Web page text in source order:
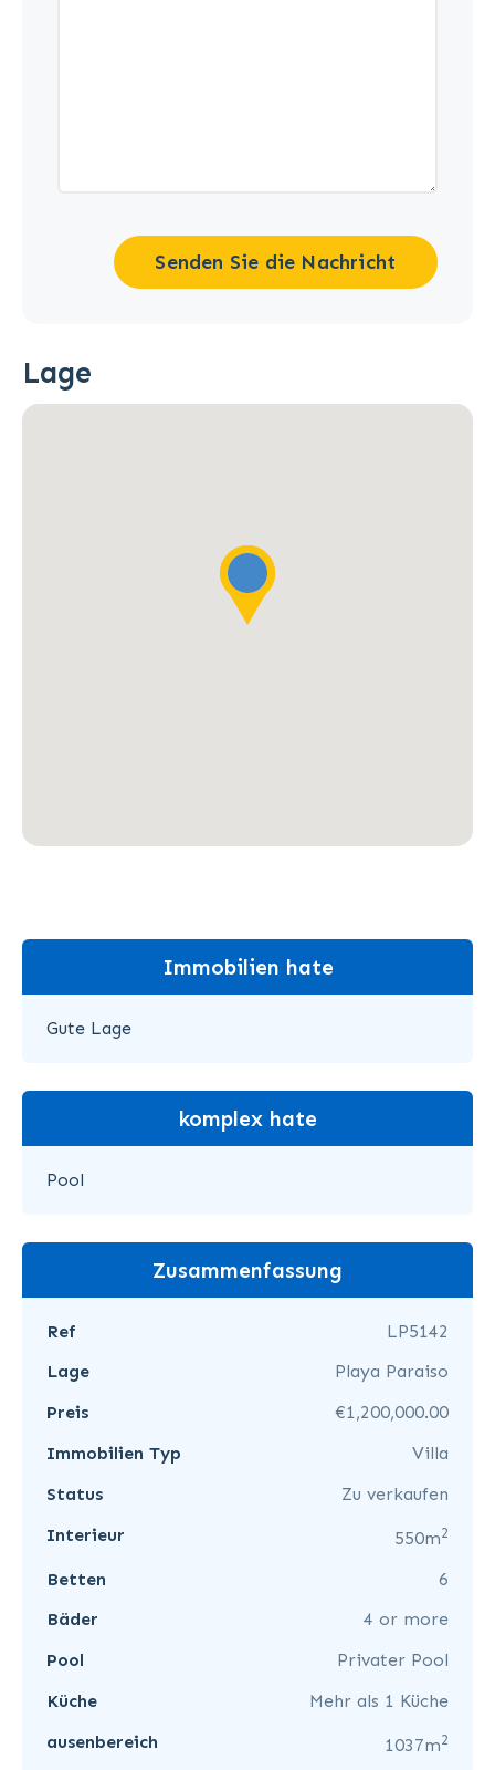
Senden Sie die Nachricht
Lage
Immobilien hate
Gute Lage
komplex hate
Pool
Zusammenfassung
Ref
LP5142
Lage
Playa Paraiso
Preis
€1,200,000.00
Immobilien Typ
Villa
Status
Zu verkaufen
Interieur
550m2
Betten
6
Bäder
4 or more
Pool
Privater Pool
Küche
Mehr als 1 Küche
ausenbereich
1037m2